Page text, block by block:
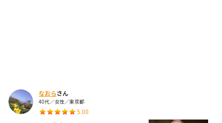
なおらさん
40代／女性／東京都
5.00